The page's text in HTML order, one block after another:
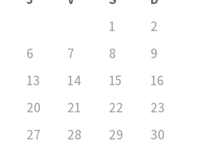
1
2
6 7 8
9
13 14 15
16
20 21 22
23
27 28 29
30